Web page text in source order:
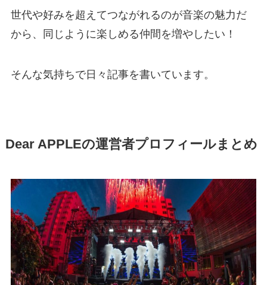
世代や好みを超えてつながれるのが音楽の魅力だ
から、同じように楽しめる仲間を増やしたい！
そんな気持ちで日々記事を書いています。
Dear APPLEの運営者プロフィールまとめ